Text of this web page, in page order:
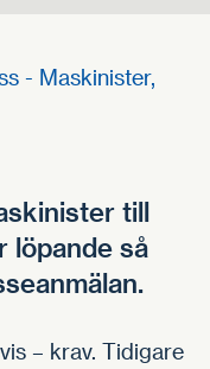
- Maskinister,
till
löpande så
– krav. Tidigare